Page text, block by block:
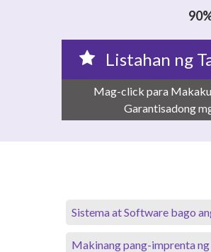
Listahan ng
Mag-click para
Garantisadong
Sistema at Software bago
Makinang pang-imprenta